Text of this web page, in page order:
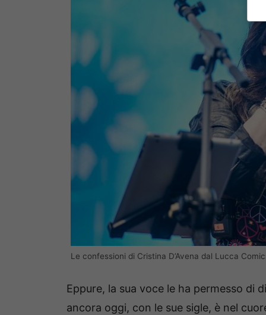
Le confessioni di Cristina D’Avena dal Lucca
Eppure, la sua voce le ha permesso di
ancora oggi, con le sue sigle, è nel